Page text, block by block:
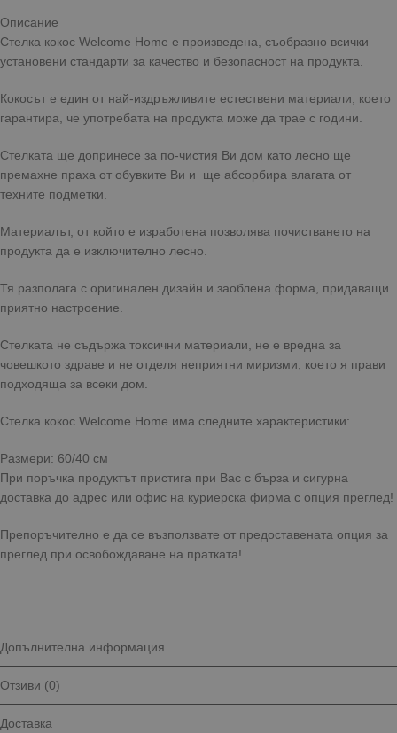
Описание
Стелка кокос Welcome Home е произведена, съобразно всички
установени стандарти за качество и безопасност на продукта.
Кокосът е един от най-издръжливите естествени материали, което
гарантира, че употребата на продукта може да трае с години.
Стелката ще допринесе за по-чистия Ви дом като лесно ще
премахне праха от обувките Ви и ще абсорбира влагата от
техните подметки.
Материалът, от който е изработена позволява почистването на
продукта да е изключително лесно.
Тя разполага с оригинален дизайн и заоблена форма, придаващи
приятно настроение.
Стелката не съдържа токсични материали, не е вредна за
човешкото здраве и не отделя неприятни миризми, което я прави
подходяща за всеки дом.
Стелка кокос Welcome Home има следните характеристики:
Размери: 60/40 см
При поръчка продуктът пристига при Вас с бърза и сигурна
доставка до адрес или офис на куриерска фирма с опция преглед!
Препоръчително е да се възползвате от предоставената опция за
преглед при освобождаване на пратката!
Допълнителна информация
Отзиви (0)
Доставка